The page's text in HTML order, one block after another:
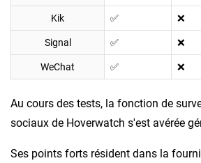
Kik ✅ ❌
Signal ✅ ❌
WeChat ✅ ❌
Au cours des tests, la fonction de
sociaux de Hoverwatch s'est avérée
Ses points forts résident dans la